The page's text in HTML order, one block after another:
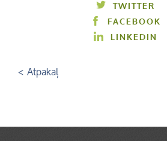
TWITTER
FACEBOOK
LINKEDIN
< Atpakaļ